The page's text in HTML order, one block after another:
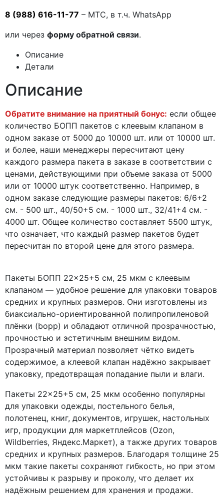
8 (988) 616-11-77 – МТС, в т.ч. WhatsApp
или через форму обратной связи.
Описание
Детали
Описание
Обратите внимание на приятный бонус: если общее
количество БОПП пакетов с клеевым клапаном в
одном заказе от 5000 до 10000 шт. или от 10000 шт.
и более, наши менеджеры пересчитают цену
каждого размера пакета в заказе в соответствии с
ценами, действующими при объеме заказа от 5000
или от 10000 штук соответственно. Например, в
одном заказе следующие размеры пакетов: 6/6+2
см. - 500 шт., 40/50+5 см. - 1000 шт., 32/41+4 см. -
4000 шт. Общее количество составляет 5500 штук,
что означает, что каждый размер пакетов будет
пересчитан по второй цене для этого размера.
Пакеты БОПП 22×25+5 см, 25 мкм с клеевым
клапаном — удобное решение для упаковки товаров
средних и крупных размеров. Они изготовлены из
биаксиально-ориентированной полипропиленовой
плёнки (bopp) и обладают отличной прозрачностью,
прочностью и эстетичным внешним видом.
Прозрачный материал позволяет чётко видеть
содержимое, а клеевой клапан надёжно закрывает
упаковку, предотвращая попадание пыли и влаги.
Пакеты 22×25+5 см, 25 мкм особенно популярны
для упаковки одежды, постельного белья,
полотенец, книг, документов, игрушек, настольных
игр, продукции для маркетплейсов (Ozon,
Wildberries, Яндекс.Маркет), а также других товаров
средних и крупных размеров. Благодаря толщине 25
мкм такие пакеты сохраняют гибкость, но при этом
устойчивы к разрыву и проколу, что делает их
надёжным решением для хранения и продажи.